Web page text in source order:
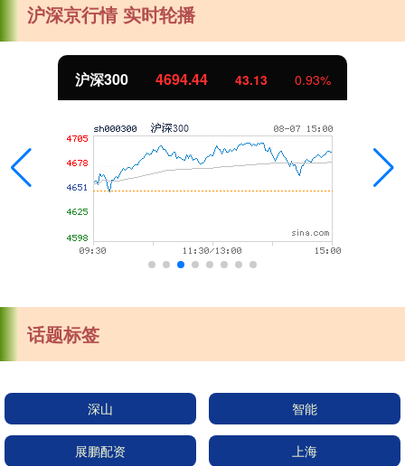
沪深京行情 实时轮播
沪深300 4694.44 43.13 0.93%
话题标签
深山 智能
展鹏配资 上海